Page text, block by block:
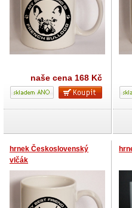
naše cena 168 Kč
hrnek Československý
vlčák